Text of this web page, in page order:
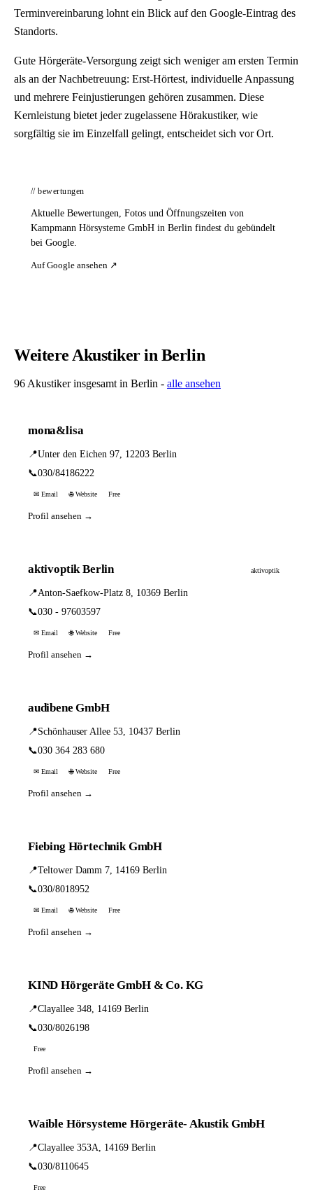
Terminvereinbarung lohnt ein Blick auf den Google-Eintrag des
Standorts.
Gute Hörgeräte-Versorgung zeigt sich weniger am ersten Termin
als an der Nachbetreuung: Erst-Hörtest, individuelle Anpassung
und mehrere Feinjustierungen gehören zusammen. Diese
Kernleistung bietet jeder zugelassene Hörakustiker, wie
sorgfältig sie im Einzelfall gelingt, entscheidet sich vor Ort.
// bewertungen
Aktuelle Bewertungen, Fotos und Öffnungszeiten von
Kampmann Hörsysteme GmbH in Berlin findest du gebündelt
bei Google.
Auf Google ansehen ↗
Weitere Akustiker in Berlin
96 Akustiker insgesamt in Berlin - alle ansehen
mona&lisa
📍Unter den Eichen 97, 12203 Berlin
📞030/84186222
✉ Email 🌐 Website Free
Profil ansehen →
aktivoptik Berlin aktivoptik
📍Anton-Saefkow-Platz 8, 10369 Berlin
📞030 - 97603597
✉ Email 🌐 Website Free
Profil ansehen →
audibene GmbH
📍Schönhauser Allee 53, 10437 Berlin
📞030 364 283 680
✉ Email 🌐 Website Free
Profil ansehen →
Fiebing Hörtechnik GmbH
📍Teltower Damm 7, 14169 Berlin
📞030/8018952
✉ Email 🌐 Website Free
Profil ansehen →
KIND Hörgeräte GmbH & Co. KG
📍Clayallee 348, 14169 Berlin
📞030/8026198
Free
Profil ansehen →
Waible Hörsysteme Hörgeräte- Akustik GmbH
📍Clayallee 353A, 14169 Berlin
📞030/8110645
Free